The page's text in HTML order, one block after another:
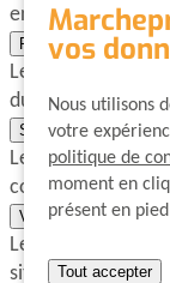
en
Réseaux sociaux
Les réseaux
du site et aident
Support
Les services de
contact avec
Vidéos
Les services de
site de contenu
vos
Nous utilisons
votre
politique de
moment en
présent en
Tout accepter